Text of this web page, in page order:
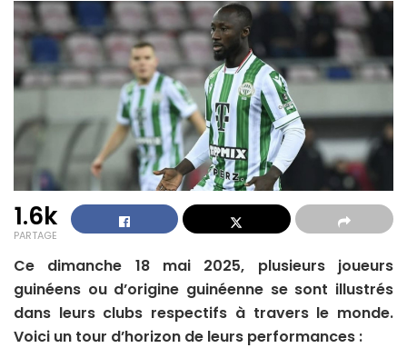
1.6k
PARTAGE
Ce dimanche 18 mai 2025, plusieurs joueurs
guinéens ou d’origine guinéenne se sont illustrés
dans leurs clubs respectifs à travers le monde.
Voici un tour d’horizon de leurs performances :